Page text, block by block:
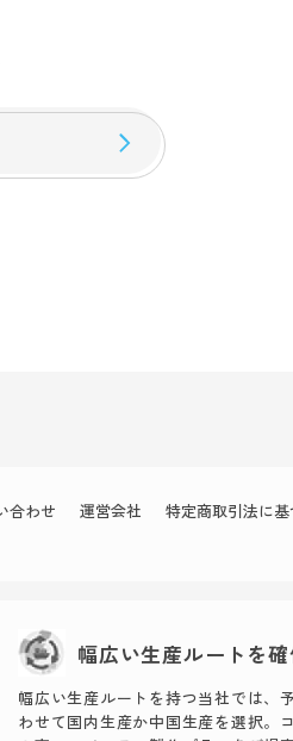
合わせ 運営会社
特定商取引法に
幅広い生産ルートを
幅広い生産ルートを持つ当社では、
わせて国内生産か中国生産を選択。